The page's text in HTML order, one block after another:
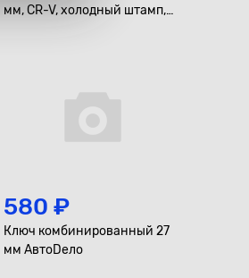
мм, CR-V, холодный штамп,
580 ₽
Ключ комбинированный 27
мм АвтоDело